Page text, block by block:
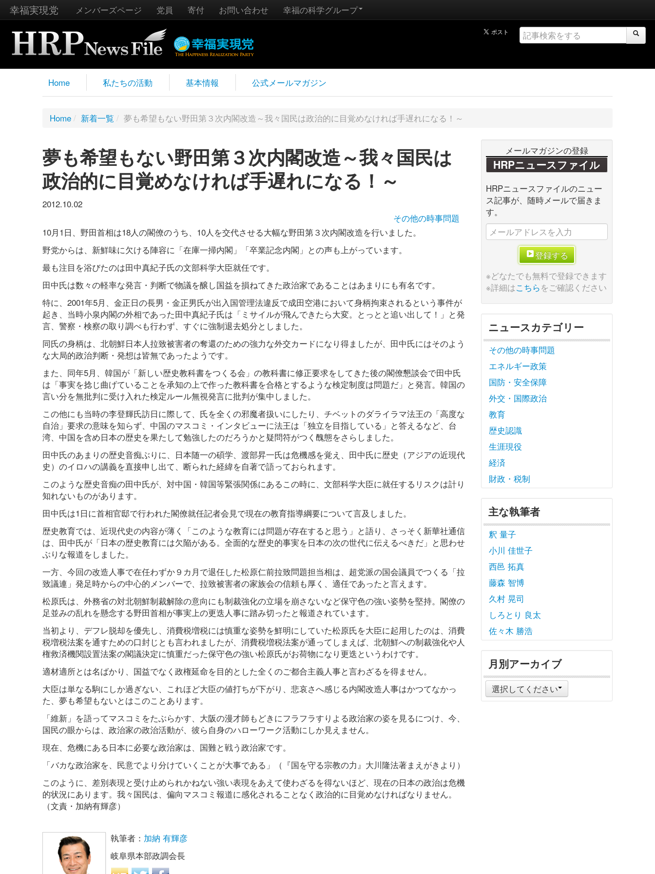
幸福実現党 メンバーズページ 党員 寄付 お問い合わせ 幸福の科学グループ
Home 私たちの活動 基本情報 公式メールマガジン
Home / 新着一覧 / 夢も希望もない野田第３次内閣改造～我々国民は政治的に目覚めなければ手遅れになる！～
夢も希望もない野田第３次内閣改造～我々国民は
政治的に目覚めなければ手遅れになる！～
2012.10.02
その他の時事問題
10月1日、野田首相は18人の閣僚のうち、10人を交代させる大幅な野田第３次内閣改造を行いました。
野党からは、新鮮味に欠ける陣容に「在庫一掃内閣」「卒業記念内閣」との声も上がっています。
最も注目を浴びたのは田中真紀子氏の文部科学大臣就任です。
田中氏は数々の軽率な発言・判断で物議を醸し国益を損ねてきた政治家であることはあまりにも有名です。
特に、2001年5月、金正日の長男・金正男氏が出入国管理法違反で成田空港において身柄拘束されるという事件が
起き、当時小泉内閣の外相であった田中真紀子氏は「ミサイルが飛んできたら大変。とっとと追い出して！」と発
言、警察・検察の取り調べも行わず、すぐに強制退去処分としました。
同氏の身柄は、北朝鮮日本人拉致被害者の奪還のための強力な外交カードになり得ましたが、田中氏にはそのよう
な大局的政治判断・発想は皆無であったようです。
また、同年5月、韓国が「新しい歴史教科書をつくる会」の教科書に修正要求をしてきた後の閣僚懇談会で田中氏
は「事実を捻じ曲げていることを承知の上で作った教科書を合格とするような検定制度は問題だ」と発言。韓国の
言い分を無批判に受け入れた検定ルール無視発言に批判が集中しました。
この他にも当時の李登輝氏訪日に際して、氏を全くの邪魔者扱いにしたり、チベットのダライラマ法王の「高度な
自治」要求の意味を知らず、中国のマスコミ・インタビューに法王は「独立を目指している」と答えるなど、台
湾、中国を含め日本の歴史を果たして勉強したのだろうかと疑問符がつく醜態をさらしました。
田中氏のあまりの歴史音痴ぶりに、日本随一の碩学、渡部昇一氏は危機感を覚え、田中氏に歴史（アジアの近現代
史）のイロハの講義を直接申し出て、断られた経緯を自著で語っておられます。
このような歴史音痴の田中氏が、対中国・韓国等緊張関係にあるこの時に、文部科学大臣に就任するリスクは計り
知れないものがあります。
田中氏は1日に首相官邸で行われた閣僚就任記者会見で現在の教育指導綱要について言及しました。
歴史教育では、近現代史の内容が薄く「このような教育には問題が存在すると思う」と語り、さっそく新華社通信
は、田中氏が「日本の歴史教育には欠陥がある。全面的な歴史的事実を日本の次の世代に伝えるべきだ」と思わせ
ぶりな報道をしました。
一方、今回の改造人事で在任わずか９カ月で退任した松原仁前拉致問題担当相は、超党派の国会議員でつくる「拉
致議連」発足時からの中心的メンバーで、拉致被害者の家族会の信頼も厚く、適任であったと言えます。
松原氏は、外務省の対北朝鮮制裁解除の意向にも制裁強化の立場を崩さないなど保守色の強い姿勢を堅持。閣僚の
足並みの乱れを懸念する野田首相が事実上の更迭人事に踏み切ったと報道されています。
当初より、デフレ脱却を優先し、消費税増税には慎重な姿勢を鮮明にしていた松原氏を大臣に起用したのは、消費
税増税法案を通すための口封じとも言われましたが、消費税増税法案が通ってしまえば、北朝鮮への制裁強化や人
権救済機関設置法案の閣議決定に慎重だった保守色の強い松原氏がお荷物になり更迭というわけです。
適材適所とは名ばかり、国益でなく政権延命を目的とした全くのご都合主義人事と言わざるを得ません。
大臣は単なる駒にしか過ぎない、これほど大臣の値打ちが下がり、悲哀さへ感じる内閣改造人事はかつてなかっ
た、夢も希望もないとはこのことあります。
「維新」を語ってマスコミをたぶらかす、大阪の漫才師もどきにフラフラすりよる政治家の姿を見るにつけ、今、
国民の眼からは、政治家の政治活動が、彼ら自身のハローワーク活動にしか見えません。
現在、危機にある日本に必要な政治家は、国難と戦う政治家です。
「バカな政治家を、民意でより分けていくことが大事である」（『国を守る宗教の力』大川隆法著まえがきより）
このように、差別表現と受け止められかねない強い表現をあえて使わざるを得ないほど、現在の日本の政治は危機
的状況にあります。我々国民は、偏向マスコミ報道に感化されることなく政治的に目覚めなければなりません。
（文責・加納有輝彦）
執筆者： 加納 有輝彦
岐阜県本部政調会長
メールマガジンの登録
HRPニュースファイル
HRPニュースファイルのニュー
ス記事が、随時メールで届きま
す。
登録する
※どなたでも無料で登録できます
※詳細はこちらをご確認ください
ニュースカテゴリー
その他の時事問題
エネルギー政策
国防・安全保障
外交・国際政治
教育
歴史認識
生涯現役
経済
財政・税制
主な執筆者
釈 量子
小川 佳世子
西邑 拓真
藤森 智博
久村 晃司
しろとり 良太
佐々木 勝浩
月別アーカイブ
選択してください